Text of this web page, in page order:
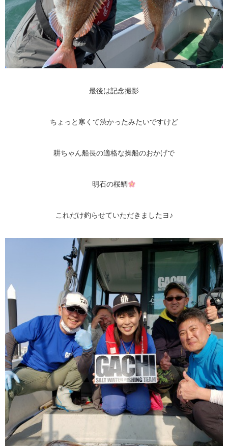
最後は記念撮影
ちょっと寒くて渋かったみたいですけど
耕ちゃん船長の適格な操船のおかげで
明石の桜鯛
これだけ釣らせていただきましたヨ♪